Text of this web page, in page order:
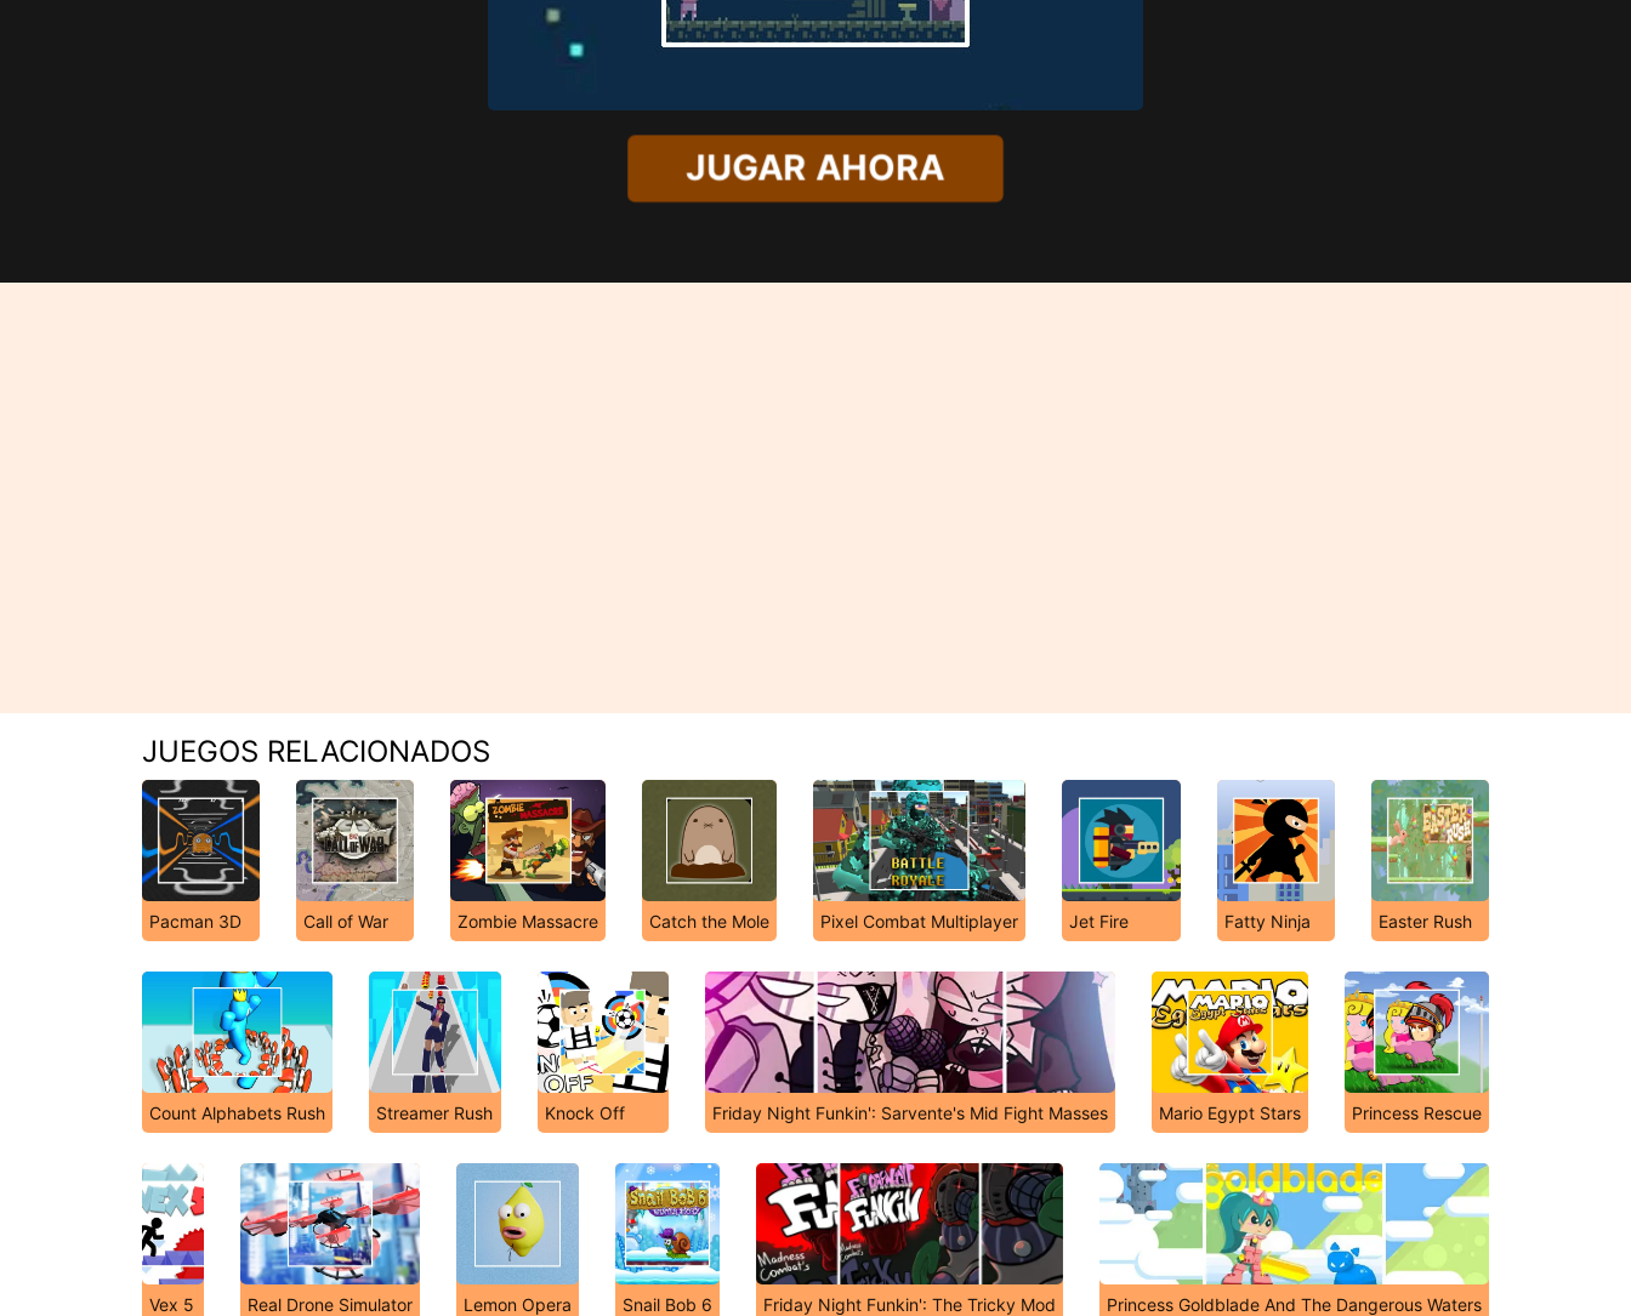
JUGAR AHORA
JUEGOS RELACIONADOS
Pacman 3D Call of War Zombie Massacre Catch the Mole Pixel Combat Multiplayer Jet Fire Fatty Ninja Easter Rush
Count Alphabets Rush Streamer Rush Knock Off Friday Night Funkin': Sarvente's Mid Fight Masses Mario Egypt Stars Princess Rescue
Vex 5 Real Drone Simulator Lemon Opera Snail Bob 6 Friday Night Funkin': The Tricky Mod Princess Goldblade And The Dangerous Waters